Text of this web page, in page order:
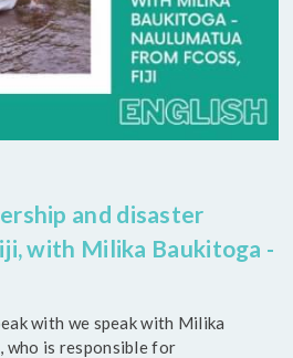
and disaster
with Milika Baukitoga -
with we speak with Milika
who is responsible for